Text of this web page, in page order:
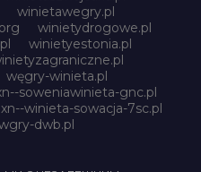
winietawegry.pl
winietydrogowe.pl
winietyestonia.pl
węgry-winieta.pl
soweniawinieta-gnc.pl
xn--winieta-sowacja-7sc.pl
dwb.pl